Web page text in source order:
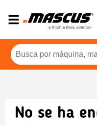
No se ha